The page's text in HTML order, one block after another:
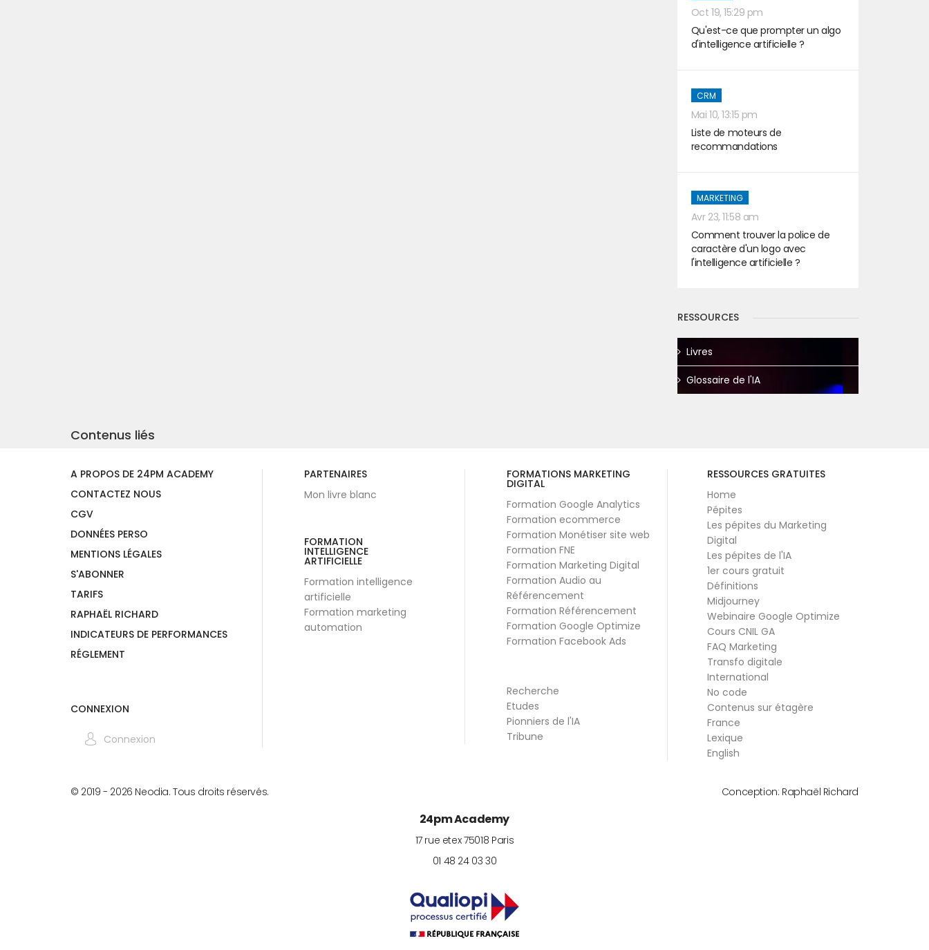
Oct 19, 15:29 pm
Qu'est-ce que prompter un algo
d'intelligence artificielle ?
CRM
Mai 10, 13:15 pm
Liste de moteurs de
recommandations
MARKETING
Avr 23, 11:58 am
Comment trouver la police de
caractère d'un logo avec
l'intelligence artificielle ?
RESSOURCES
Livres
Glossaire de l'IA
Contenus liés
A PROPOS DE 24PM ACADEMY
CONTACTEZ NOUS
CGV
DONNÉES PERSO
MENTIONS LÉGALES
S'ABONNER
TARIFS
RAPHAËL RICHARD
INDICATEURS DE PERFORMANCES
RÉGLEMENT
CONNEXION
Connexion
PARTENAIRES
Mon livre blanc
FORMATION
INTELLIGENCE
ARTIFICIELLE
Formation intelligence
artificielle
Formation marketing
automation
FORMATIONS MARKETING
DIGITAL
Formation Google Analytics
Formation ecommerce
Formation Monétiser site web
Formation FNE
Formation Marketing Digital
Formation Audio au
Référencement
Formation Référencement
Formation Google Optimize
Formation Facebook Ads
Recherche
Etudes
Pionniers de l'IA
Tribune
RESSOURCES GRATUITES
Home
Pépites
Les pépites du Marketing
Digital
Les pépites de l'IA
1er cours gratuit
Définitions
Midjourney
Webinaire Google Optimize
Cours CNIL GA
FAQ Marketing
Transfo digitale
International
No code
Contenus sur étagère
France
Lexique
English
© 2019 - 2026 Neodia. Tous droits réservés. Conception: Raphaël Richard
24pm Academy
17 rue etex 75018 Paris
01 48 24 03 30